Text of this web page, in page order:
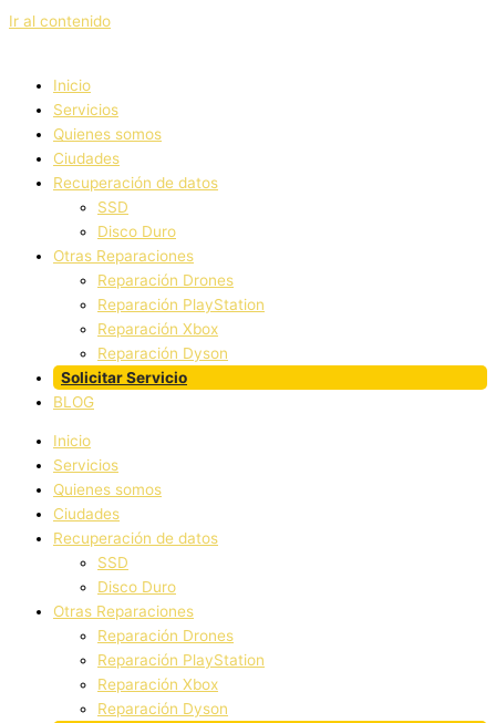
Ir al contenido
Inicio
Servicios
Quienes somos
Ciudades
Recuperación de datos
SSD
Disco Duro
Otras Reparaciones
Reparación Drones
Reparación PlayStation
Reparación Xbox
Reparación Dyson
Solicitar Servicio
BLOG
Inicio
Servicios
Quienes somos
Ciudades
Recuperación de datos
SSD
Disco Duro
Otras Reparaciones
Reparación Drones
Reparación PlayStation
Reparación Xbox
Reparación Dyson